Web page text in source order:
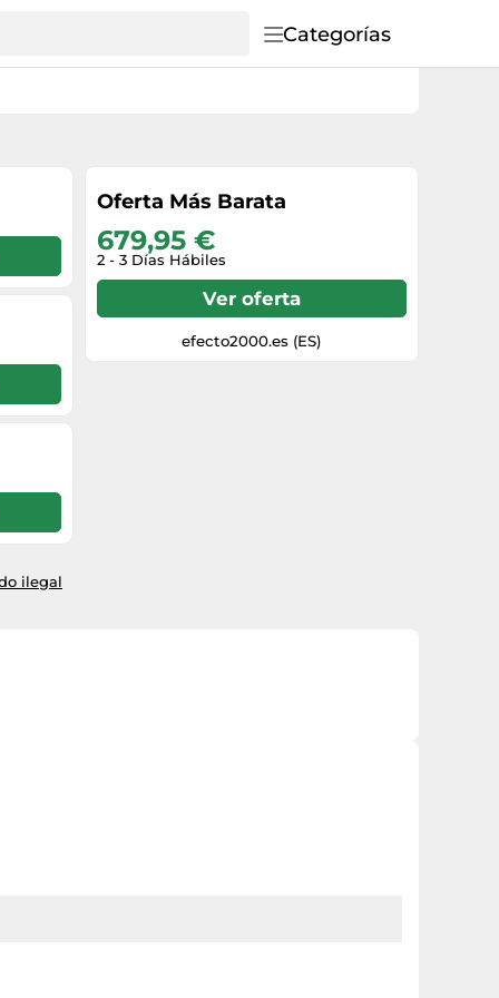
Categorías
ilegal
Oferta Más Barata
679,95 €
2 - 3 Días Hábiles
Ver oferta
efecto2000.es (ES)